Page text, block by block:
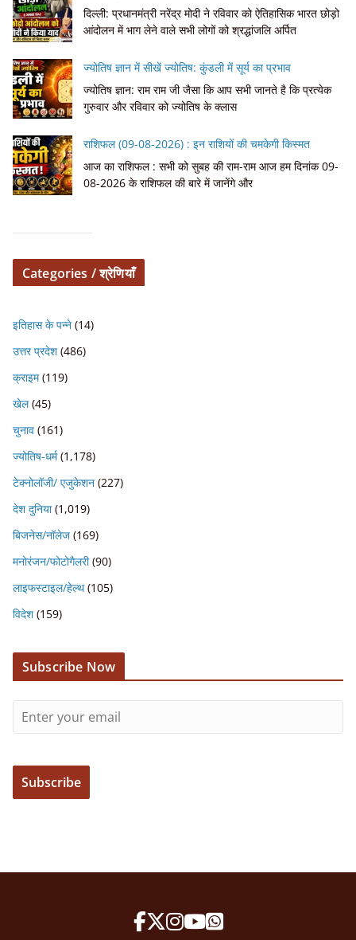
दिल्ली: प्रधानमंत्री नरेंद्र मोदी ने रविवार को ऐतिहासिक भारत छोड़ो
आंदोलन में भाग लेने वाले सभी लोगों को श्रद्धांजलि अर्पित
ज्योतिष ज्ञान में सीखें ज्योतिष: कुंडली में सूर्य का प्रभाव
ज्योतिष ज्ञान: राम राम जी जैसा कि आप सभी जानते है कि प्रत्येक
गुरुवार और रविवार को ज्योतिष के क्लास
राशिफल (09-08-2026) : इन राशियों की चमकेगी किस्मत
आज का राशिफल : सभी को सुबह की राम-राम आज हम दिनांक 09-
08-2026 के राशिफल की बारे में जानेंगे और
Categories / श्रेणियाँ
इतिहास के पन्ने (14)
उत्तर प्रदेश (486)
क्राइम(119)
खेल(45)
चुनाव (161)
ज्योतिष-धर्म(1,178)
टेक्नोलॉजी/ एजुकेशन (227)
देश दुनिया(1,019)
बिजनेस/नॉलेज (169)
मनोरंजन/फोटोगैलरी(90)
लाइफस्टाइल/हेल्थ(105)
विदेश (159)
Subscribe Now